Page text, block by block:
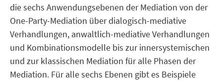
die sechs Anwendungsebenen der Mediation von der
One-Party-Mediation über dialogisch-mediative
Verhandlungen, anwaltlich-mediative Verhandlungen
und Kombinationsmodelle bis zur innersystemischen
und zur klassischen Mediation für alle Phasen der
Mediation. Für alle sechs Ebenen gibt es Beispiele